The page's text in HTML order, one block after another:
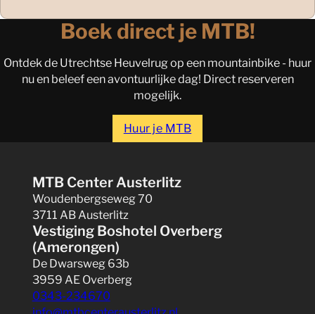
Boek direct je MTB!
Ontdek de Utrechtse Heuvelrug op een mountainbike - huur
nu en beleef een avontuurlijke dag! Direct reserveren
mogelijk.
Huur je MTB
MTB Center Austerlitz
Woudenbergseweg 70
3711 AB Austerlitz
Vestiging Boshotel Overberg
(Amerongen)
De Dwarsweg 63b
3959 AE Overberg
0343-234670